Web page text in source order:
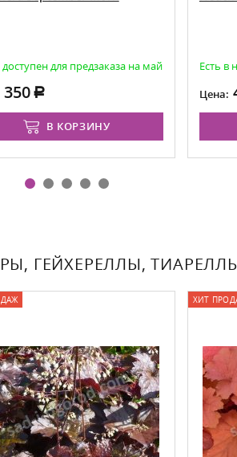
для предзаказа на май
350
В КОРЗИНУ
Есть в
Цена:
ГЕЙХЕРЕЛЛЫ,
ХИТ